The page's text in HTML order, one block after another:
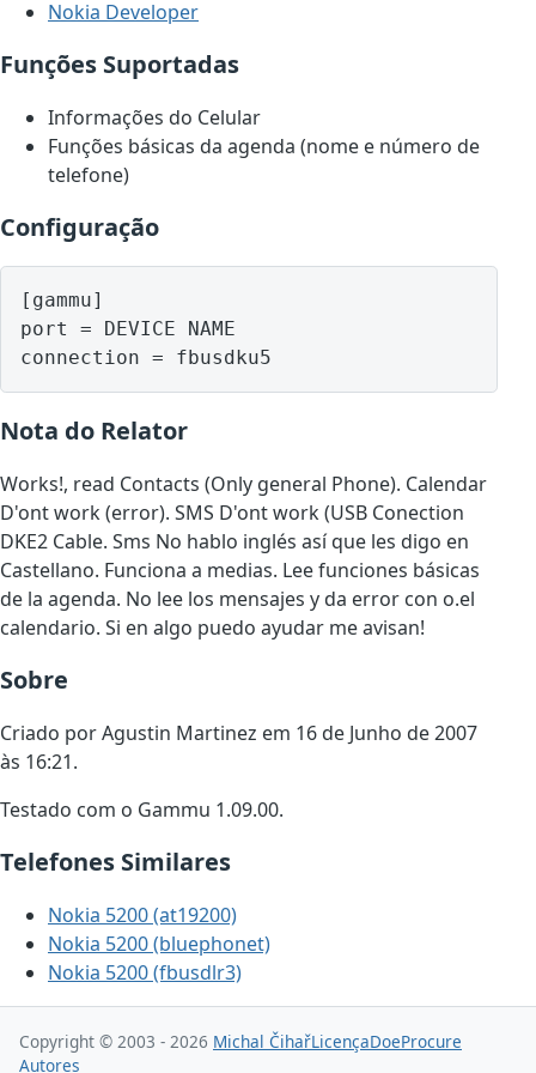
Nokia Developer
Funções Suportadas
Informações do Celular
Funções básicas da agenda (nome e número de
telefone)
Configuração
[gammu]
port = DEVICE NAME
Nota do Relator
Works!, read Contacts (Only general Phone). Calendar
D'ont work (error). SMS D'ont work (USB Conection
DKE2 Cable. Sms No hablo inglés así que les digo en
Castellano. Funciona a medias. Lee funciones básicas
de la agenda. No lee los mensajes y da error con o.el
calendario. Si en algo puedo ayudar me avisan!
Sobre
Criado por Agustin Martinez em 16 de Junho de 2007
às 16:21.
Testado com o Gammu 1.09.00.
Telefones Similares
Nokia 5200 (at19200)
Nokia 5200 (bluephonet)
Nokia 5200 (fbusdlr3)
Copyright © 2003 - 2026 Michal ČihařLicençaDoeProcure
Autores